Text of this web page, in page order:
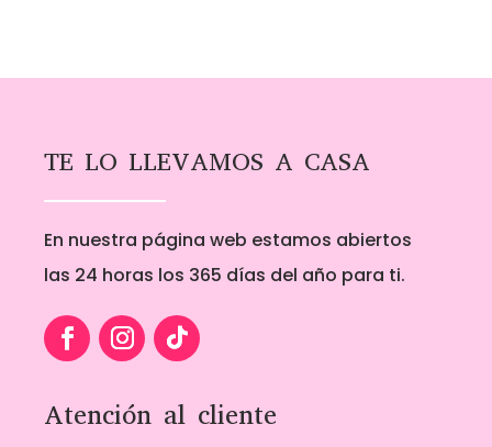
TE LO LLEVAMOS A CASA
En nuestra página web estamos abiertos
las 24 horas los 365 días del año para ti.
Atención al cliente